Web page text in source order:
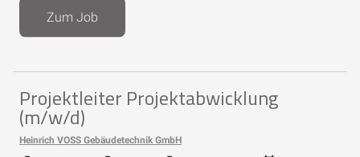
Zum Job
Projektleiter Projektabwicklung
(m/w/d)
Heinrich VOSS Gebäudetechnik GmbH